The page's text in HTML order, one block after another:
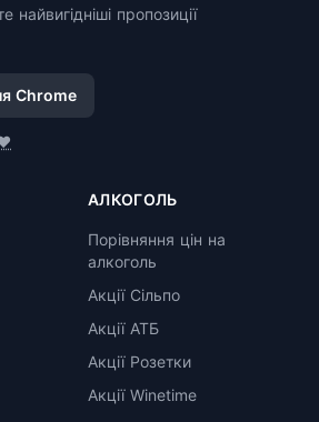
найвигідніші пропозиції
Chrome
АЛКОГОЛЬ
Порівняння цін на
алкоголь
Акції Сільпо
Акції АТБ
Акції Розетки
Акції Winetime